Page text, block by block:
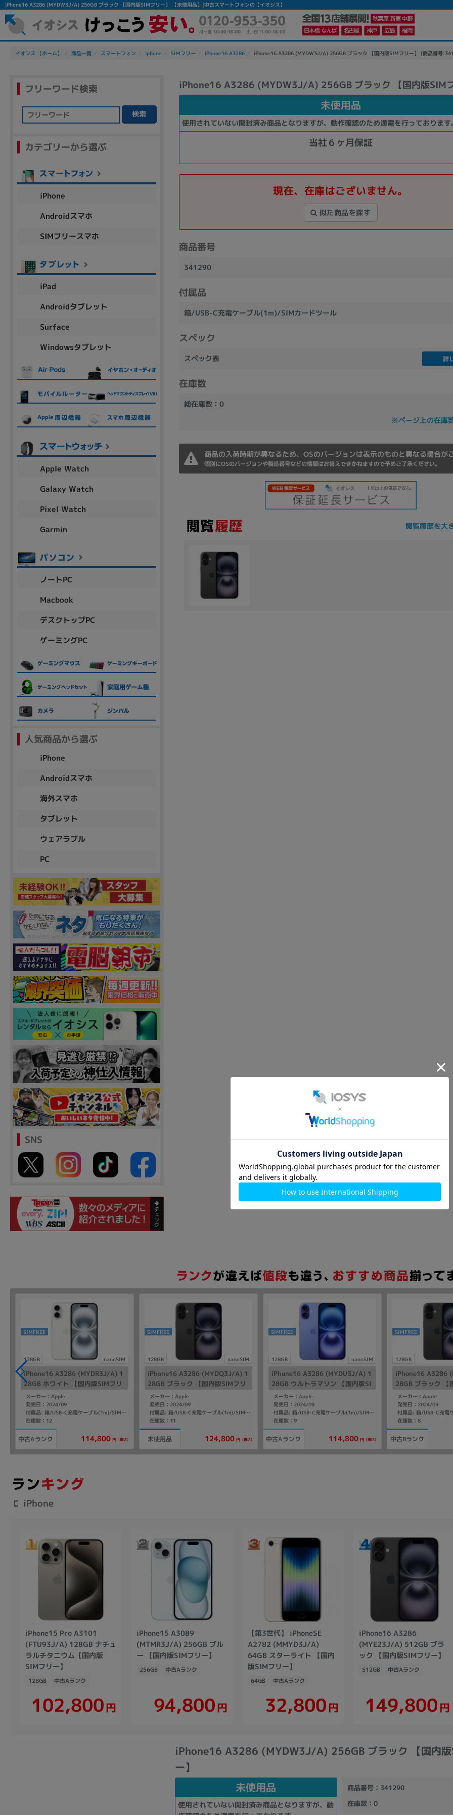
iPhone16 A3286 (MYDW3J/A) 256GB ブラック 【国内版SIMフリー】 【未使用品】|中古スマートフォンの【イオシス】
イオシス 【ホーム】 商品一覧 スマートフォン iphone SIMフリー iPhone16 A3286 iPhone16 A3286 (MYDW3J/A) 256GB ブラック 【国内版SIMフリー】 (商品番号
iPhone16 A3286 (MYDW3J/A) 256GB ブラック 【国内版SIMフ
未使用品
使用されていない開封済み商品となりますが、動作確認のため通電を行っております。
当社６ヶ月保証
現在、在庫はございません。
似た商品を探す
商品番号
341290
付属品
箱/USB-C充電ケーブル(1m)/SIMカードツール
スペック
スペック表 詳
在庫数
総在庫数：0
※ページ上の在庫
商品の入荷時期が異なるため、OSのバージョンは表示のものと異なる場合が
個別にOSのバージョンや製造番号などの情報はお答えできかねますので予めご了承ください。
閲覧履歴を大
フリーワード検索
検索
カテゴリーから選ぶ
iPhone
Androidスマホ
SIMフリースマホ
iPad
Androidタブレット
Surface
Windowsタブレット
Apple Watch
Galaxy Watch
Pixel Watch
Garmin
ノートPC
Macbook
デスクトップPC
ゲーミングPC
人気商品から選ぶ
iPhone
Androidスマホ
海外スマホ
タブレット
ウェアラブル
PC
SNS
128GB nanoSIM
SIMFREE
iPhone16 A3286 (MYDR3J/A) 1
28GB ホワイト 【国内版SIMフリ
ー】
メーカー：Apple
発売日：2024/09
付属品: 箱/USB-C充電ケーブル(1m)/SIMカードツール
在庫数：12
中古Aランク 114,800 円 (税込)
128GB nanoSIM
SIMFREE
iPhone16 A3286 (MYDQ3J/A) 1
28GB ブラック 【国内版SIMフリ
ー】
メーカー：Apple
発売日：2024/09
付属品: 箱/USB-C充電ケーブル(1m)/SIMカードツール
在庫数：11
未使用品 124,800 円 (税込)
128GB nanoSIM
SIMFREE
iPhone16 A3286 (MYDU3J/A) 1
28GB ウルトラマリン 【国内版SI
Mフリー】
メーカー：Apple
発売日：2024/09
付属品: 箱/USB-C充電ケーブル(1m)/SIMカードツール
在庫数：9
中古Aランク 114,800 円 (税込)
128GB
SIMFREE
iPhone16 A3286
28GB ブラック 【
ー】
メーカー：Apple
発売日：2024/09
在庫数：8
中古Bランク
iPhone
iPhone15 Pro A3101
(FTU93J/A) 128GB ナチュ
ラルチタニウム【国内版
SIMフリー】
128GB 中古Aランク
102,800円
iPhone15 A3089
(MTMR3J/A) 256GB ブル
ー 【国内版SIMフリー】
256GB 中古Aランク
94,800円
【第3世代】 iPhoneSE
A2782 (MMYD3J/A)
64GB スターライト 【国内
版SIMフリー】
64GB 中古Aランク
32,800円
iPhone16 A3286
(MYE23J/A) 512GB ブラ
ック 【国内版SIMフリー】
512GB 中古Aランク
149,800円
iPhone16 A3286 (MYDW3J/A) 256GB ブラック 【国内版
ー】
未使用品
使用されていない開封済み商品となりますが、動
商品番号：341290
在庫数：0
かんたんパソコン検索に切り替える
除外ワード
人気の検索ワード：Let's note EliteBook
カテゴリー
商品ジャンルの絞り込み
商品シリーズ名・ブランド名の絞り込み。
Thinkpad
aspire Inspiron
メーカー
商品の搭載機能による絞り込み
Webカメラ内蔵
ランク
商品状態の絞り込み
新品/未使用 中古 新品 Aランク Bランク Cランク Apple M1 Apple M2 Ryzen 9
Core i7
Core i5 Core i3
メモリ
容量
~
円 ～
各項目のチェックボックスは「or検索」となります。